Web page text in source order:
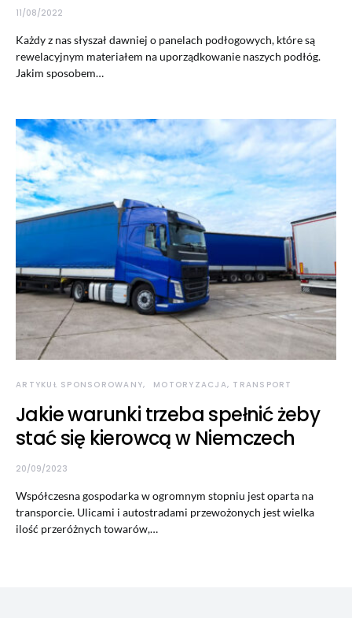
11/08/2022
Każdy z nas słyszał dawniej o panelach podłogowych, które są
rewelacyjnym materiałem na uporządkowanie naszych podłóg.
Jakim sposobem…
ARTYKUŁ SPONSOROWANY MOTORYZACJA, TRANSPORT
Jakie warunki trzeba spełnić żeby
stać się kierowcą w Niemczech
20/09/2023
Współczesna gospodarka w ogromnym stopniu jest oparta na
transporcie. Ulicami i autostradami przewożonych jest wielka
ilość przeróżnych towarów,…